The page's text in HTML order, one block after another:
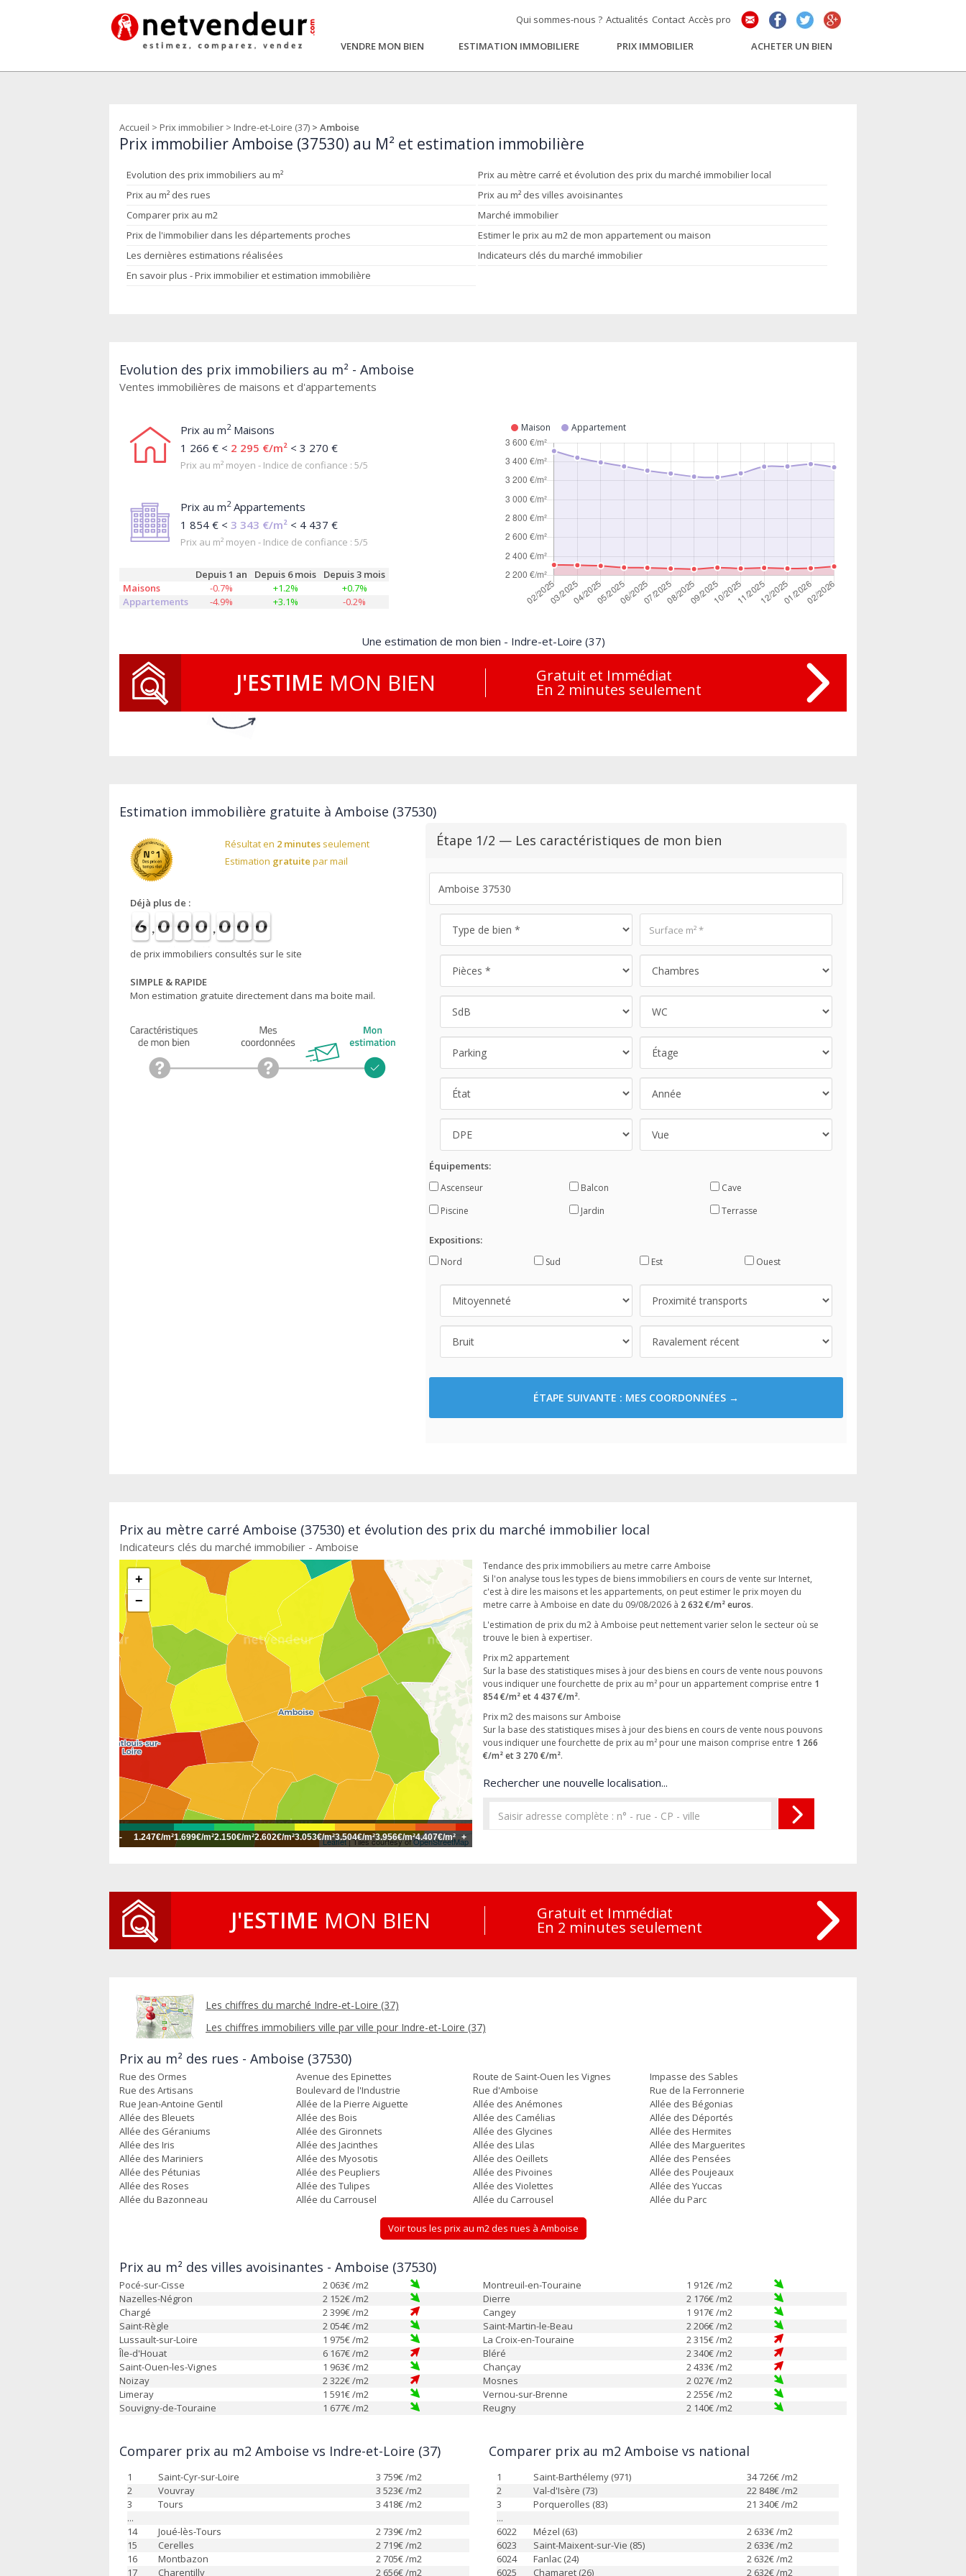
Qui sommes-nous ? Actualités Contact Accès pro
VENDRE MON BIEN ESTIMATION IMMOBILIERE PRIX IMMOBILIER ACHETER UN BIEN
Accueil > Prix immobilier > Indre-et-Loire (37) > Amboise
Prix immobilier Amboise (37530) au M² et estimation immobilière
Evolution des prix immobiliers au m²
Prix au mètre carré et évolution des prix du marché immobilier local
Prix au m² des rues
Prix au m² des villes avoisinantes
Comparer prix au m2
Marché immobilier
Prix de l'immobilier dans les départements proches
Estimer le prix au m2 de mon appartement ou maison
Les dernières estimations réalisées
Indicateurs clés du marché immobilier
En savoir plus - Prix immobilier et estimation immobilière
Evolution des prix immobiliers au m² - Amboise
Ventes immobilières de maisons et d'appartements
Prix au m2Maisons
1 266 € < 2 295 €/m² < 3 270 €
Prix au m² moyen - Indice de confiance : 5/5
Prix au m2Appartements
1 854 € < 3 343 €/m² < 4 437 €
Prix au m² moyen - Indice de confiance : 5/5
Depuis 1 an Depuis 6 mois
Depuis 3 mois
Maisons
-0.7% +1.2%
+0.7%
Appartements
-4.9% +3.1% -0.2%
Maison Appartement
Une estimation de mon bien - Indre-et-Loire (37)
J'ESTIME MON BIEN Gratuit et Immédiat
En 2 minutes seulement
Estimation immobilière gratuite à Amboise (37530)
Résultat en 2 minutesseulement
Estimation gratuite par mail
Déjà plus de :
de prix immobiliers consultés sur le site
SIMPLE & RAPIDE
Mon estimation gratuite directement dans ma boite mail.
Étape 1/2 — Les caractéristiques de mon bien
Équipements:
Ascenseur Balcon
Cave
Piscine
Jardin Terrasse
Expositions:
Nord Sud Est Ouest
ÉTAPE SUIVANTE : MES COORDONNÉES →
Prix au mètre carré Amboise (37530) et évolution des prix du marché immobilier local
Indicateurs clés du marché immobilier - Amboise
+
−
Leaflet| Tiles courtesy ofOpenStreetMap
- 1.247€/m²1.699€/m²2.150€/m²2.602€/m²3.053€/m²3.504€/m²3.956€/m²4.407€/m² +
Tendance des prix immobiliers au metre carre Amboise
Si l'on analyse tous les types de biens immobiliers en cours de vente sur Internet,
c'est à dire les maisons et les appartements, on peut estimer le prix moyen du
metre carre à Amboise en date du 09/08/2026 à 2 632 €/m² euros.
L'estimation de prix du m2 à Amboise peut nettement varier selon le secteur où se
trouve le bien à expertiser.
Prix m2 appartement
Sur la base des statistiques mises à jour des biens en cours de vente nous pouvons
vous indiquer une fourchette de prix au m² pour un appartement comprise entre 1
854 €/m² et 4 437 €/m².
Prix m2 des maisons sur Amboise
Sur la base des statistiques mises à jour des biens en cours de vente nous pouvons
vous indiquer une fourchette de prix au m² pour une maison comprise entre 1 266
€/m² et 3 270 €/m².
Rechercher une nouvelle localisation...
J'ESTIME MON BIEN Gratuit et Immédiat
En 2 minutes seulement
Les chiffres du marché Indre-et-Loire (37)
Les chiffres immobiliers ville par ville pour Indre-et-Loire (37)
Prix au m² des rues - Amboise (37530)
Rue des Ormes Avenue des Epinettes Route de Saint-Ouen les Vignes
Impasse des Sables
Rue des Artisans
Boulevard de l'Industrie Rue d'Amboise
Rue de la Ferronnerie
Rue Jean-Antoine Gentil
Allée de la Pierre Aiguette Allée des Anémones
Allée des Bégonias
Allée des Bleuets
Allée des Bois Allée des Camélias
Allée des Déportés
Allée des Géraniums
Allée des Gironnets Allée des Glycines
Allée des Hermites
Allée des Iris
Allée des Jacinthes Allée des Lilas
Allée des Marguerites
Allée des Mariniers
Allée des Myosotis Allée des Oeillets
Allée des Pensées
Allée des Pétunias
Allée des Peupliers Allée des Pivoines
Allée des Poujeaux
Allée des Roses
Allée des Tulipes Allée des Violettes
Allée des Yuccas
Allée du Bazonneau
Allée du Carrousel Allée du Carrousel Allée du Parc
Voir tous les prix au m2 des rues à Amboise
Prix au m² des villes avoisinantes - Amboise (37530)
Pocé-sur-Cisse 2 063€ /m2
Nazelles-Négron
2 152€ /m2
Chargé
2 399€ /m2
Saint-Règle
2 054€ /m2
Lussault-sur-Loire
1 975€ /m2
Île-d'Houat
6 167€ /m2
Saint-Ouen-les-Vignes
1 963€ /m2
Noizay
2 322€ /m2
Limeray
1 591€ /m2
Souvigny-de-Touraine
1 677€ /m2
Montreuil-en-Touraine 1 912€ /m2
Dierre
2 176€ /m2
Cangey
1 917€ /m2
Saint-Martin-le-Beau
2 206€ /m2
La Croix-en-Touraine
2 315€ /m2
Bléré
2 340€ /m2
Chançay
2 433€ /m2
Mosnes
2 027€ /m2
Vernou-sur-Brenne
2 255€ /m2
Reugny
2 140€ /m2
Comparer prix au m2 Amboise vs Indre-et-Loire (37)
1 Saint-Cyr-sur-Loire 3 759€ /m2
2
Vouvray 3 523€ /m2
3
Tours 3 418€ /m2
...
14
Joué-lès-Tours 2 739€ /m2
15
Cerelles 2 719€ /m2
16
Montbazon 2 705€ /m2
17
Charentilly 2 656€ /m2
Comparer prix au m2 Amboise vs national
1 Saint-Barthélemy (971) 34 726€ /m2
2
Val-d'Isère (73) 22 848€ /m2
3
Porquerolles (83) 21 340€ /m2
...
6022
Mézel (63) 2 633€ /m2
6023
Saint-Maixent-sur-Vie (85) 2 633€ /m2
6024
Fanlac (24) 2 632€ /m2
6025
Chamaret (26) 2 632€ /m2